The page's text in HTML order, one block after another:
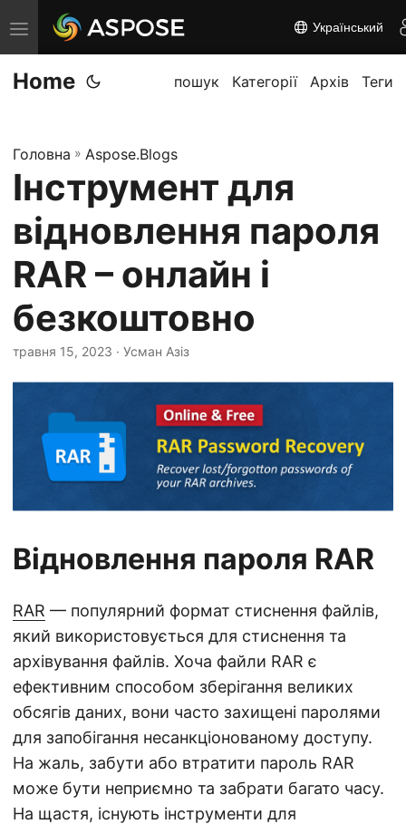
П
е
р
к
н
т
и
н
а
в
і
г
Український
Home пошук Категорії Архів Теги
Головна » Aspose.Blogs
Інструмент для
відновлення пароля
RAR – онлайн і
безкоштовно
травня 15, 2023 · Усман Азіз
Відновлення пароля RAR
RAR — популярний формат стиснення файлів,
який використовується для стиснення та
архівування файлів. Хоча файли RAR є
ефективним способом зберігання великих
обсягів даних, вони часто захищені паролями
для запобігання несанкціонованому доступу.
На жаль, забути або втратити пароль RAR
може бути неприємно та забрати багато часу.
На щастя, існують інструменти для